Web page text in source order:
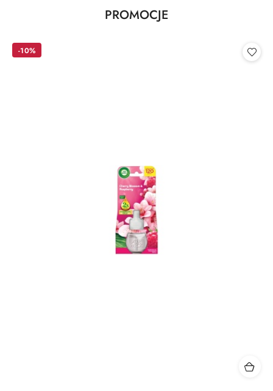
Pomiń karuzelę produktów
Produkty
PROMOCJE
-10%